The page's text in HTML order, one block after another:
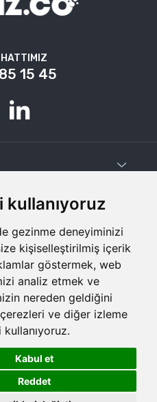
kullanıyoruz
gezinme deneyiminizi
kişiselleştirilmiş içerik
göstermek, web
analiz etmek ve
nereden geldiğini
ve diğer izleme
Kabul et
Reddet
HATTIMIZ
15 45
Hakkı Saklıdır.